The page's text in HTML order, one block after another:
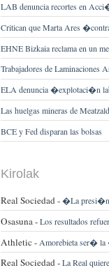
LAB denuncia recortes en
Critican que Marta Ares
EHNE Bizkaia reclama en un
Trabajadores de Laminaciones
ELA denuncia �explotaci�n
Las huelgas mineras de
BCE y Fed disparan las bolsas
Kirolak
Real Sociedad -�La presi�n
Osasuna -Los resultados
Athletic - Amorebieta ser� la
Real Sociedad -La Real